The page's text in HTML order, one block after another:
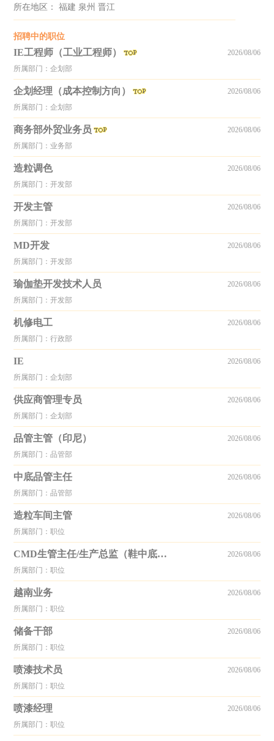
所在地区： 福建 泉州 晋江
招聘中的职位
IE工程师（工业工程师）
所属部门：企划部
2026/08/06
企划经理（成本控制方向）
所属部门：企划部
2026/08/06
商务部外贸业务员
所属部门：业务部
2026/08/06
造粒调色
所属部门：开发部
2026/08/06
开发主管
所属部门：开发部
2026/08/06
MD开发
所属部门：开发部
2026/08/06
瑜伽垫开发技术人员
所属部门：开发部
2026/08/06
机修电工
所属部门：行政部
2026/08/06
IE
所属部门：企划部
2026/08/06
供应商管理专员
所属部门：企划部
2026/08/06
品管主管（印尼）
所属部门：品管部
2026/08/06
中底品管主任
所属部门：品管部
2026/08/06
造粒车间主管
所属部门：职位
2026/08/06
CMD生管主任/生产总监（鞋中底超临界）
所属部门：职位
2026/08/06
越南业务
所属部门：职位
2026/08/06
储备干部
所属部门：职位
2026/08/06
喷漆技术员
所属部门：职位
2026/08/06
喷漆经理
所属部门：职位
2026/08/06